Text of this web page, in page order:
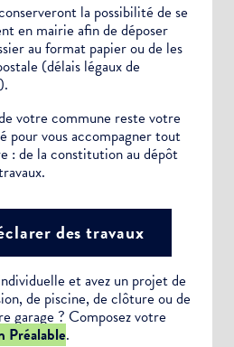
la possibilité de se
en mairie afin de déposer
au format papier ou de les
(délais légaux de
votre commune reste votre
vous accompagner tout
: de la constitution au dépôt
des travaux
et avez un projet de
de piscine, de clôture ou de
garage ? Composez votre
Préalable.